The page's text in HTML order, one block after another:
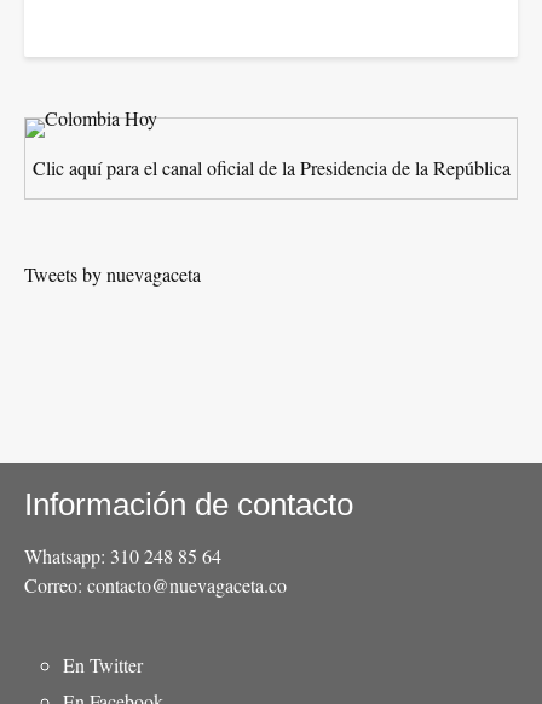
Clic aquí para el canal oficial de la Presidencia de la República
Tweets by nuevagaceta
Información de contacto
Whatsapp: 310 248 85 64
Correo: contacto@nuevagaceta.co
Menú
En Twitter